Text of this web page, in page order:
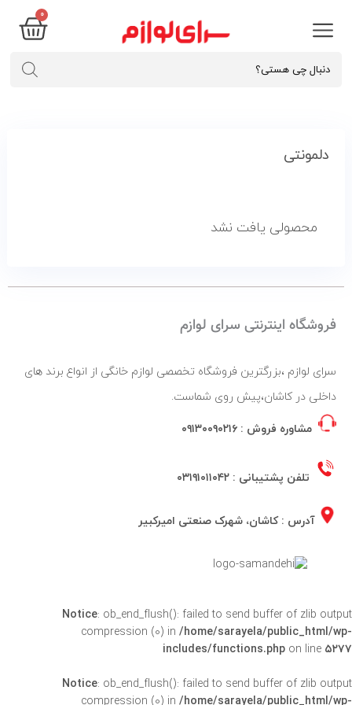
۰
دلمونتی
محصولی یافت نشد
فروشگاه اینترنتی سرای لوازم
سرای لوازم ،بزرگترین فروشگاه تخصصی لوازم خانگی از انواع برند های
داخلی در کاشان،پیش روی شماست.
مشاوره فروش : ۰۹۱۳۰۰۹۰۲۱۶
تلفن پشتیبانی : ۰۳۱۹۱۰۱۱۰۴۲
آدرس : کاشان، شهرک صنعتی امیرکبیر
Notice: ob_end_flush(): failed to send buffer of zlib output
compression (0) in/home/sarayela/public_html/wp-
includes/functions.php on line ۵۲۷۷
Notice: ob_end_flush(): failed to send buffer of zlib output
compression (0) in/home/sarayela/public_html/wp-